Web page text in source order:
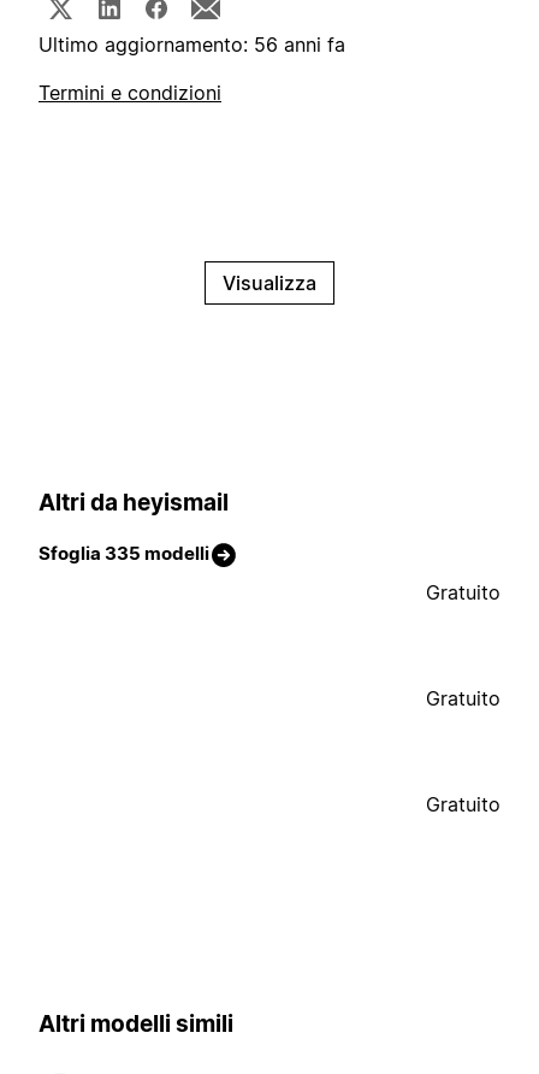
Ultimo aggiornamento: 56 anni fa
Termini e condizioni
Visualizza
Altri da heyismail
Sfoglia 335 modelli
Gratuito
Gratuito
Gratuito
Altri modelli simili